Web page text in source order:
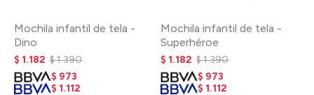
Mochila infantil de tela -
Dino
$ 1.182 $1.390
$ 973
$ 1.112
Mochila infantil de tela -
Superhéroe
$ 1.182 $1.390
$ 973
$ 1.112